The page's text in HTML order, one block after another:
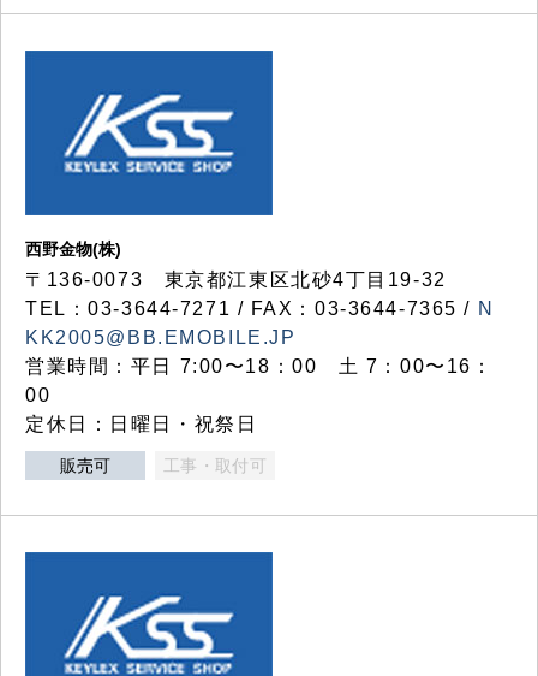
西野金物(株)
〒136-0073 東京都江東区北砂4丁目19-32
TEL：03‐3644‐7271 / FAX：03-3644-7365 / N
KK2005@BB.EMOBILE.JP
営業時間：平日 7:00〜18：00 土 7：00〜16：
00
定休日：日曜日・祝祭日
販売可 工事・取付可